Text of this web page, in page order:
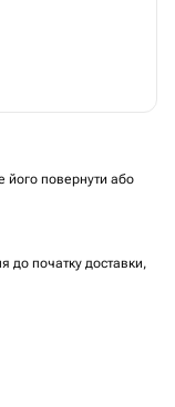
його повернути або
до початку доставки,